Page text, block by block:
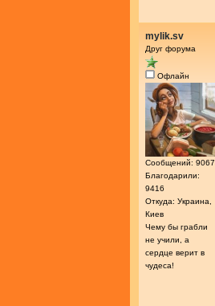
mylik.sv
Друг форума
Офлайн
Сообщений: 9067
Благодарили:
9416
Откуда: Украина,
Киев
Чему бы грабли
не учили, а
сердце верит в
чудеса!